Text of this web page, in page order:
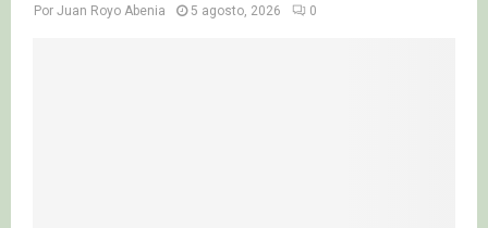
Por Juan Royo Abenia 5 agosto, 2026 0